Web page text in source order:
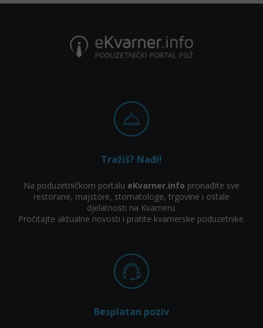
Tražiš? Nađi!
Na poduzetničkom portalu eKvarner.info pronađite sve
restorane, majstore, stomatologe, trgovine i ostale
djelatnosti na Kvarneru.
Pročitajte aktualne novosti i pratite kvarnerske poduzetnike.
Besplatan poziv